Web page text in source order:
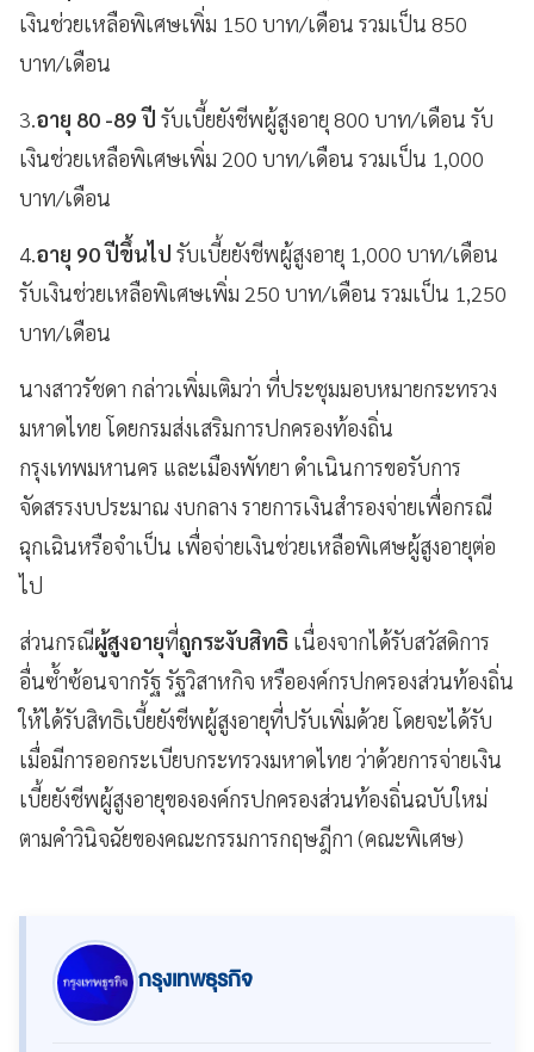
เงินช่วยเหลือพิเศษเพิ่ม 150 บาท/เดือน รวมเป็น 850
บาท/เดือน
3.อายุ 80 -89 ปี รับเบี้ยยังชีพผู้สูงอายุ 800 บาท/เดือน รับ
เงินช่วยเหลือพิเศษเพิ่ม 200 บาท/เดือน รวมเป็น 1,000
บาท/เดือน
4.อายุ 90 ปีขึ้นไป รับเบี้ยยังชีพผู้สูงอายุ 1,000 บาท/เดือน
รับเงินช่วยเหลือพิเศษเพิ่ม 250 บาท/เดือน รวมเป็น 1,250
บาท/เดือน
นางสาวรัชดา กล่าวเพิ่มเติมว่า ที่ประชุมมอบหมายกระทรวง
มหาดไทย โดยกรมส่งเสริมการปกครองท้องถิ่น
กรุงเทพมหานคร และเมืองพัทยา ดำเนินการขอรับการ
จัดสรรงบประมาณ งบกลาง รายการเงินสำรองจ่ายเพื่อกรณี
ฉุกเฉินหรือจำเป็น เพื่อจ่ายเงินช่วยเหลือพิเศษผู้สูงอายุต่อ
ไป
ส่วนกรณีผู้สูงอายุที่ถูกระงับสิทธิ เนื่องจากได้รับสวัสดิการ
อื่นซ้ำซ้อนจากรัฐ รัฐวิสาหกิจ หรือองค์กรปกครองส่วนท้องถิ่น
ให้ได้รับสิทธิเบี้ยยังชีพผู้สูงอายุที่ปรับเพิ่มด้วย โดยจะได้รับ
เมื่อมีการออกระเบียบกระทรวงมหาดไทย ว่าด้วยการจ่ายเงิน
เบี้ยยังชีพผู้สูงอายุขององค์กรปกครองส่วนท้องถิ่นฉบับใหม่
ตามคำวินิจฉัยของคณะกรรมการกฤษฎีกา (คณะพิเศษ)
กรุงเทพธุรกิจ